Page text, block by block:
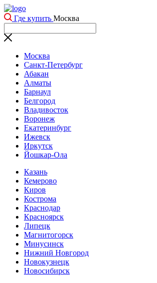
Где купить Москва
Москва
Санкт-Петербург
Абакан
Алматы
Барнаул
Белгород
Владивосток
Воронеж
Екатеринбург
Ижевск
Иркутск
Йошкар-Ола
Казань
Кемерово
Киров
Кострома
Краснодар
Красноярск
Липецк
Магнитогорск
Минусинск
Нижний Новгород
Новокузнецк
Новосибирск